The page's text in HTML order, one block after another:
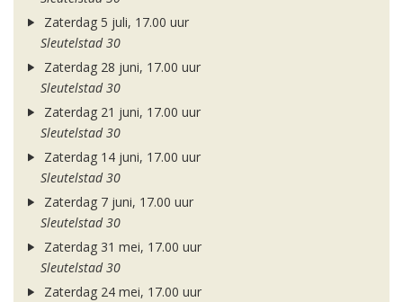
Zaterdag 5 juli, 17.00 uur
Sleutelstad 30
Zaterdag 28 juni, 17.00 uur
Sleutelstad 30
Zaterdag 21 juni, 17.00 uur
Sleutelstad 30
Zaterdag 14 juni, 17.00 uur
Sleutelstad 30
Zaterdag 7 juni, 17.00 uur
Sleutelstad 30
Zaterdag 31 mei, 17.00 uur
Sleutelstad 30
Zaterdag 24 mei, 17.00 uur